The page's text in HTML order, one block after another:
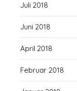
Juli 2018
Juni 2018
April 2018
Februar 2018